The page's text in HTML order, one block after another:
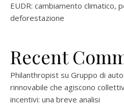
EUDR: cambiamento climatico,
deforestazione
Recent
Philanthropist su Gruppo di
rinnovabile che agiscono
incentivi: una breve analisi